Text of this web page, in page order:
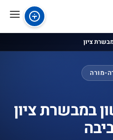
ציון
מורה
במבשרת ציון